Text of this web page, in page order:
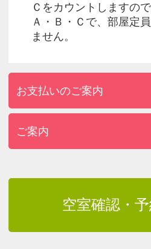
Ｃをカウントしますの
Ａ・Ｂ・Ｃで、部屋定
ません。
お支払いのご案内
ご案内
空室確認・